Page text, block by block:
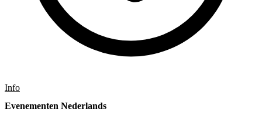
Info
Evenementen Nederlands